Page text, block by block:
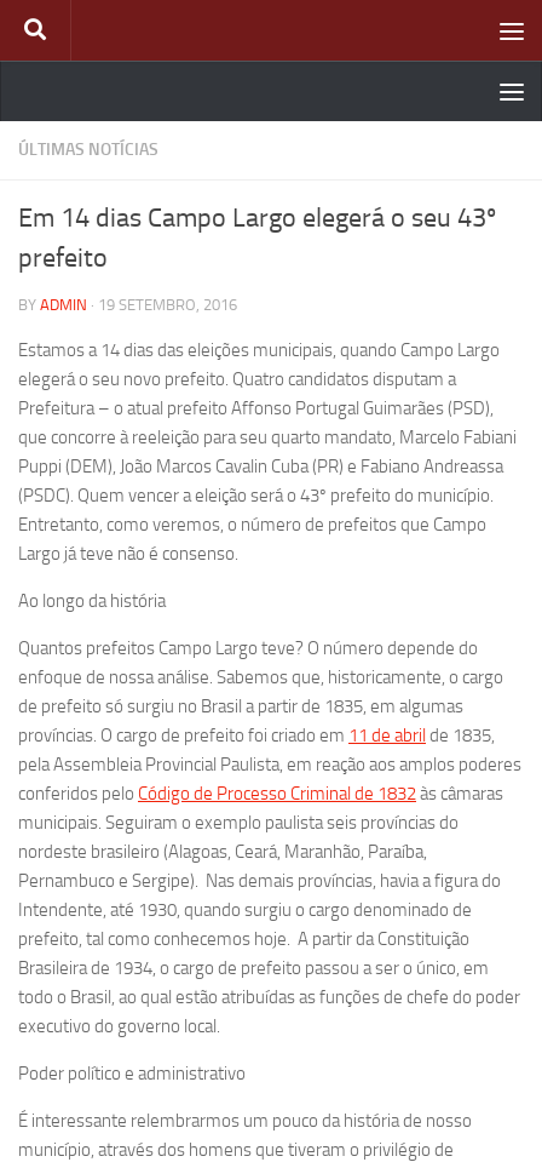
Skip to content
ÚLTIMAS NOTÍCIAS
Em 14 dias Campo Largo elegerá o seu 43º
prefeito
BY ADMIN · 19 SETEMBRO, 2016
Estamos a 14 dias das eleições municipais, quando Campo Largo
elegerá o seu novo prefeito. Quatro candidatos disputam a
Prefeitura – o atual prefeito Affonso Portugal Guimarães (PSD),
que concorre à reeleição para seu quarto mandato, Marcelo Fabiani
Puppi (DEM), João Marcos Cavalin Cuba (PR) e Fabiano Andreassa
(PSDC). Quem vencer a eleição será o 43º prefeito do município.
Entretanto, como veremos, o número de prefeitos que Campo
Largo já teve não é consenso.
Ao longo da história
Quantos prefeitos Campo Largo teve? O número depende do
enfoque de nossa análise. Sabemos que, historicamente, o cargo
de prefeito só surgiu no Brasil a partir de 1835, em algumas
províncias. O cargo de prefeito foi criado em 11 de abrilde 1835,
pela Assembleia Provincial Paulista, em reação aos amplos poderes
conferidos pelo Código de Processo Criminal de 1832às câmaras
municipais. Seguiram o exemplo paulista seis províncias do
nordeste brasileiro (Alagoas, Ceará, Maranhão, Paraíba,
Pernambuco e Sergipe). Nas demais províncias, havia a figura do
Intendente, até 1930, quando surgiu o cargo denominado de
prefeito, tal como conhecemos hoje. A partir da Constituição
Brasileira de 1934, o cargo de prefeito passou a ser o único, em
todo o Brasil, ao qual estão atribuídas as funções de chefe do poder
executivo do governo local.
Poder político e administrativo
É interessante relembrarmos um pouco da história de nosso
município, através dos homens que tiveram o privilégio de